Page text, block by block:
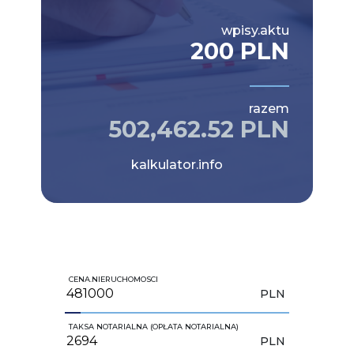
wpisy.aktu
200 PLN
razem
502,462.52 PLN
kalkulator.info
CENA.NIERUCHOMOSCI
PLN
TAKSA NOTARIALNA (OPŁATA NOTARIALNA)
PLN